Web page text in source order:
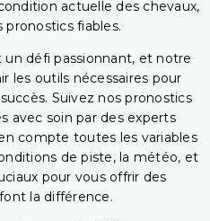
actuelle des chevaux,
pronostics fiables.
un défi passionnant, et notre
les outils nécessaires pour
Suivez nos pronostics
avec soin par des experts
compte toutes les variables
de piste, la météo, et
pour vous offrir des
la différence.